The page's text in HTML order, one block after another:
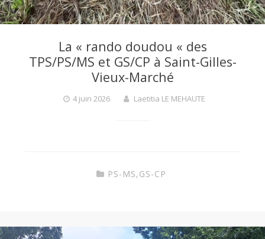
i
La « rando doudou « des
TPS/PS/MS et GS/CP à Saint-Gilles-
Vieux-Marché
4 juin 2026 Laetitia LE MEHAUTE
PS-MS,GS-CP